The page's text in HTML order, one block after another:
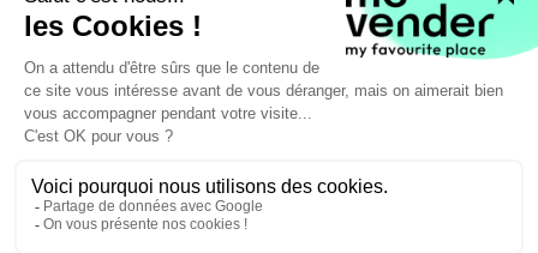
PAIEMENT SÉCURISÉ
NOUS SUIVRE